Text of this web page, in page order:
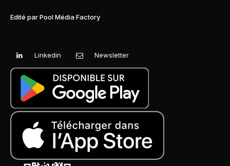
Edité par Pool Média Factory
Linkedin Newsletter